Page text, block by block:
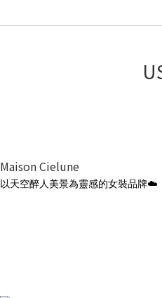
Maison Cielune
以天空醉人美景為靈感的女裝品牌☁️